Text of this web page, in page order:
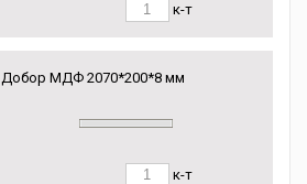
к-т
Добор МДФ 2070*200*8 мм
к-т